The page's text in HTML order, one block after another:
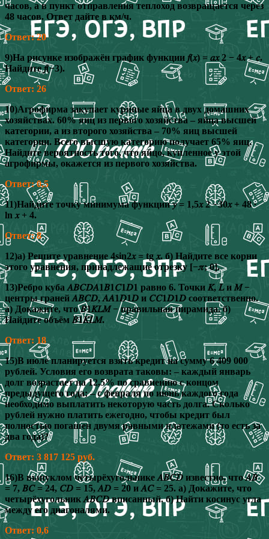
часов, а в пункт отправления теплоход возвращается через
48 часов. Ответ дайте в км/ч.
Ответ: 20
9)На рисунке изображён график функции 𝑓(𝑥) = 𝑎𝑥 2 − 4𝑥 + 𝑐.
Найдите 𝑓(−3).
Ответ: 26
10)Агрофирма закупает куриные яйца в двух домашних
хозяйствах. 60% яиц из первого хозяйства – яйца высшей
категории, а из второго хозяйства – 70% яиц высшей
категории. Всего высшую категорию получает 65% яиц.
Найдите вероятность того, что яйцо, купленное у этой
агрофирмы, окажется из первого хозяйства.
Ответ: 0,5
11)Найдите точку минимума функции 𝑦 = 1,5𝑥 2 −30𝑥 + 48 ∙
ln 𝑥 + 4.
Ответ: 8
12)а) Решите уравнение 4sin2𝑥 = tg 𝑥. б) Найдите все корни
этого уравнения, принадлежащие отрезку [−𝜋; 0].
13)Ребро куба 𝐴𝐵𝐶𝐷𝐴1𝐵1𝐶1𝐷1 равно 6. Точки 𝐾, 𝐿 и 𝑀 −
центры граней 𝐴𝐵𝐶𝐷, 𝐴𝐴1𝐷1𝐷 и 𝐶𝐶1𝐷1𝐷 соответственно.
а) Докажите, что 𝐵1𝐾𝐿𝑀 − правильная пирамида. б)
Найдите объём 𝐵1𝐾𝐿𝑀.
Ответ: 18
15)В июле планируется взять кредит на сумму 6 409 000
рублей. Условия его возврата таковы: – каждый январь
долг возрастает на 12,5% по сравнению с концом
предыдущего года; – с февраля по июнь каждого года
необходимо выплатить некоторую часть долга. Сколько
рублей нужно платить ежегодно, чтобы кредит был
полностью погашен двумя равными платежами (то есть за
два года)?
Ответ: 3 817 125 руб.
16)В выпуклом четырёхугольнике 𝐴𝐵𝐶𝐷 известно, что 𝐴𝐵
= 7, 𝐵𝐶 = 24, 𝐶𝐷 = 15, 𝐴𝐷 = 20 и 𝐴𝐶 = 25. а) Докажите, что
четырёхугольник 𝐴𝐵𝐶𝐷 вписанный. б) Найти косинус угла
между его диагоналями.
Ответ: 0,6